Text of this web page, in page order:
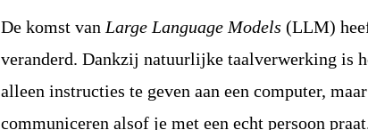
De komst van Large Language Models (LLM)
veranderd. Dankzij natuurlijke taalverwerking is
alleen instructies te geven aan een computer,
communiceren alsof je met een echt persoon